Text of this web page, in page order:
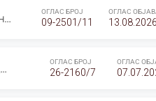
ЈАВНА ПРЕЗЕНТАЦИЈА И ЈАВНА АНКЕТА по Нацрт- Детален урбанистички план Градска четврт Ј 05- Барутана, Општина Центар- Скопје, плански период 2025-2030 ОГЛАС БРОЈ
09-2501/11
ОГЛАС
13.08.2026
ОГЛАС за Јавно излагање на Проектна програма со план за парцелација за Урбанистички проект со план за парцелација за спојување на ГП 20.12 и ГП 20.37 од Изменување и дополнување на Детален урбанистички план Буњаковец 2, Општина Центар – Скопје ОГЛАС БРОЈ
26-2160/7
ОГЛАС